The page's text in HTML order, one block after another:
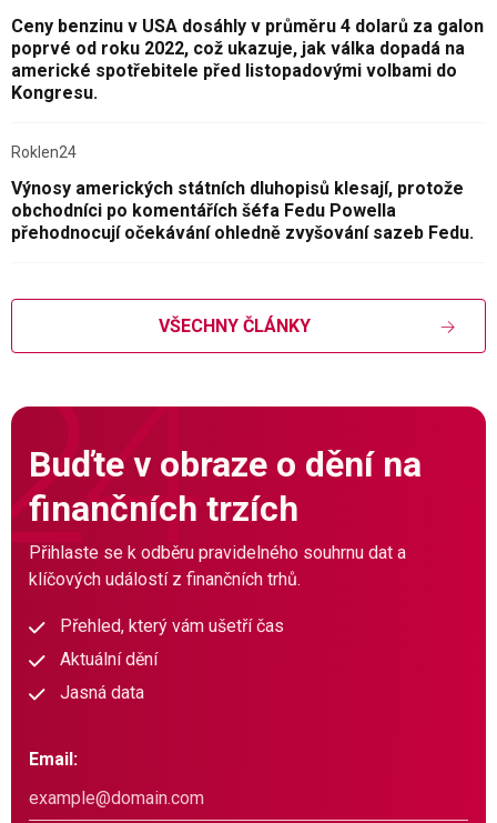
Ceny benzinu v USA dosáhly v průměru 4 dolarů za galon
poprvé od roku 2022, což ukazuje, jak válka dopadá na
americké spotřebitele před listopadovými volbami do
Kongresu.
Roklen24
Výnosy amerických státních dluhopisů klesají, protože
obchodníci po komentářích šéfa Fedu Powella
přehodnocují očekávání ohledně zvyšování sazeb Fedu.
VŠECHNY ČLÁNKY
Buďte v obraze o dění na
finančních trzích
Přihlaste se k odběru pravidelného souhrnu dat a
klíčových událostí z finančních trhů.
Přehled, který vám ušetří čas
Aktuální dění
Jasná data
Email: